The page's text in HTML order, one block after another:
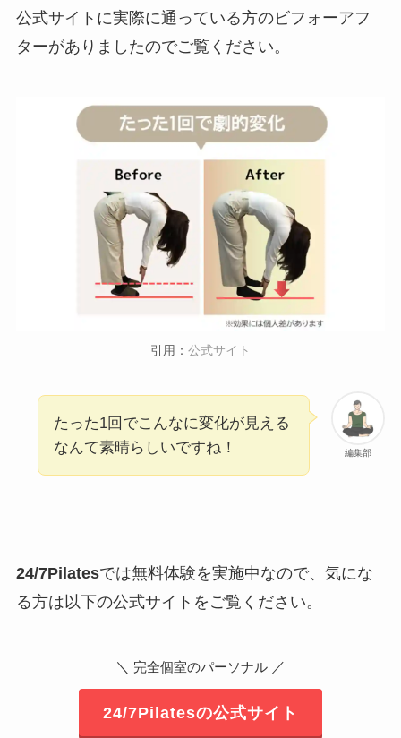
公式サイトに実際に通っている方のビフォーアフ
ターがありましたのでご覧ください。
引用： 公式サイト
編集部
たった1回でこんなに変化が見える
なんて素晴らしいですね！
24/7Pilatesでは無料体験を実施中なので、気にな
る方は以下の公式サイトをご覧ください。
＼ 完全個室のパーソナル ／
24/7Pilatesの公式サイト